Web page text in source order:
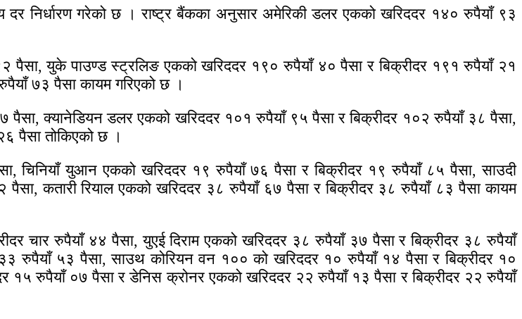
दर निर्धारण गरेको छ । राष्ट्र बैंकका अनुसार अमेरिकी डलर एकको खरिददर १४० रुपैयाँ ९३
पैसा, युके पाउण्ड स्ट्रलिङ एकको खरिददर १९० रुपैयाँ ४० पैसा र बिक्रीदर १९१ रुपैयाँ २१
७३ पैसा कायम गरिएको छ ।
क्यानेडियन डलर एकको खरिददर १०१ रुपैयाँ ९५ पैसा र बिक्रीदर १०२ रुपैयाँ ३८ पैसा,
पैसा तोकिएको छ ।
चिनियाँ युआन एकको खरिददर १९ रुपैयाँ ७६ पैसा र बिक्रीदर १९ रुपैयाँ ८५ पैसा, साउदी
कतारी रियाल एकको खरिददर ३८ रुपैयाँ ६७ पैसा र बिक्रीदर ३८ रुपैयाँ ८३ पैसा कायम
चार रुपैयाँ ४४ पैसा, युएई दिराम एकको खरिददर ३८ रुपैयाँ ३७ पैसा र बिक्रीदर ३८ रुपैयाँ
रुपैयाँ ५३ पैसा, साउथ कोरियन वन १०० को खरिददर १० रुपैयाँ १४ पैसा र बिक्रीदर १०
१५ रुपैयाँ ०७ पैसा र डेनिस क्रोनर एकको खरिददर २२ रुपैयाँ १३ पैसा र बिक्रीदर २२ रुपैयाँ